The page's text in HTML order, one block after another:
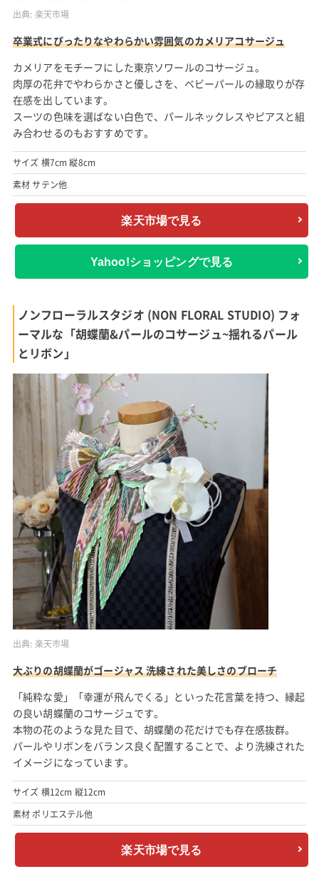
出典: 楽天市場
卒業式にぴったりなやわらかい雰囲気のカメリアコサージュ
カメリアをモチーフにした東京ソワールのコサージュ。
肉厚の花弁でやわらかさと優しさを、ベビーパールの縁取りが存
在感を出しています。
スーツの色味を選ばない白色で、パールネックレスやピアスと組
み合わせるのもおすすめです。
サイズ 横7cm 縦8cm
素材 サテン他
楽天市場で見る
Yahoo!ショッピングで見る
ノンフローラルスタジオ (NON FLORAL STUDIO) フォ
ーマルな「胡蝶蘭&パールのコサージュ~揺れるパール
とリボン」
出典: 楽天市場
大ぶりの胡蝶蘭がゴージャス 洗練された美しさのブローチ
「純粋な愛」「幸運が飛んでくる」といった花言葉を持つ、縁起
の良い胡蝶蘭のコサージュです。
本物の花のような見た目で、胡蝶蘭の花だけでも存在感抜群。
パールやリボンをバランス良く配置することで、より洗練された
イメージになっています。
サイズ 横12cm 縦12cm
素材 ポリエステル他
楽天市場で見る